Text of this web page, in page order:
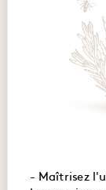
- Maîtrisez